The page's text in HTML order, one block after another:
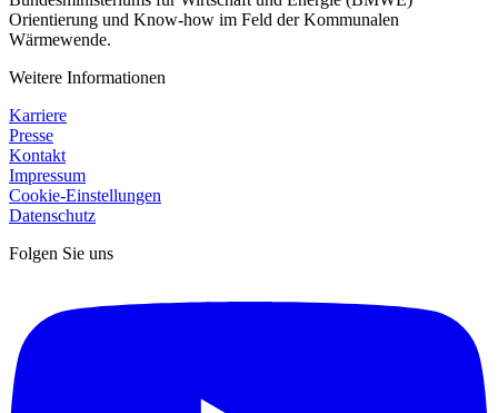
Orientierung und Know-how im Feld der Kommunalen
Wärmewende.
Weitere Informationen
Karriere
Presse
Kontakt
Impressum
Cookie-Einstellungen
Datenschutz
Folgen Sie uns